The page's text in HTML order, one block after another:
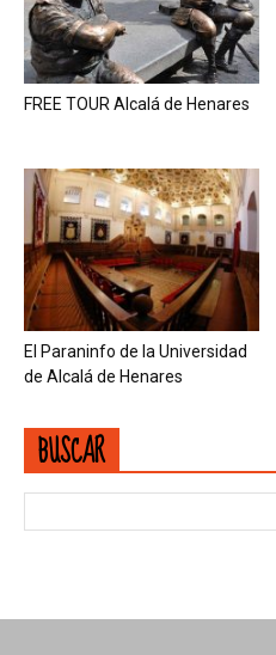
FREE TOUR Alcalá de Henares
El Paraninfo de la Universidad
de Alcalá de Henares
BUSCAR